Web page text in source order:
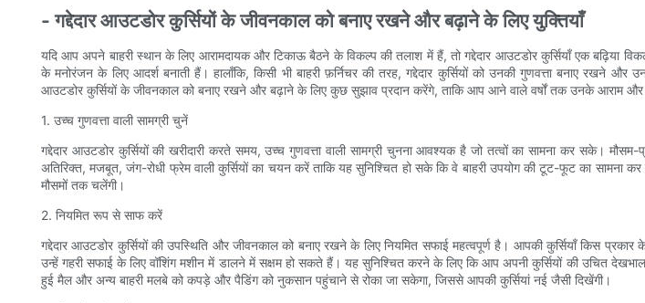
- गद्देदार आउटडोर कुर्सियों के जीवनकाल को बनाए रखने और बढ़ाने के लिए युक्तियाँ
यदि आप अपने बाहरी स्थान के लिए आरामदायक और टिकाऊ बैठने के विकल्प की तलाश में हैं, तो गद्देदार आउटडोर कुर्सियाँ एक बढ़िया
के मनोरंजन के लिए आदर्श बनाती हैं। हालाँकि, किसी भी बाहरी फ़र्निचर की तरह, गद्देदार कुर्सियों को उनकी गुणवत्ता बनाए
आउटडोर कुर्सियों के जीवनकाल को बनाए रखने और बढ़ाने के लिए कुछ सुझाव प्रदान करेंगे, ताकि आप आने वाले वर्षों तक उनके आराम
1. उच्च गुणवत्ता वाली सामग्री चुनें
गद्देदार आउटडोर कुर्सियों की खरीदारी करते समय, उच्च गुणवत्ता वाली सामग्री चुनना आवश्यक है जो तत्वों का सामना कर सके।
अतिरिक्त, मजबूत, जंग-रोधी फ्रेम वाली कुर्सियों का चयन करें ताकि यह सुनिश्चित हो सके कि वे बाहरी उपयोग की टूट-फूट का सामना
मौसमों तक चलेंगी।
2. नियमित रूप से साफ करें
गद्देदार आउटडोर कुर्सियों की उपस्थिति और जीवनकाल को बनाए रखने के लिए नियमित सफाई महत्वपूर्ण है। आपकी कुर्सियाँ किस
उन्हें गहरी सफाई के लिए वॉशिंग मशीन में डालने में सक्षम हो सकते हैं। यह सुनिश्चित करने के लिए कि आप अपनी कुर्सियों की उचित
हुई मैल और अन्य बाहरी मलबे को कपड़े और पैडिंग को नुकसान पहुंचाने से रोका जा सकेगा, जिससे आपकी कुर्सियां ​​नई जैसी दिखेंगी।